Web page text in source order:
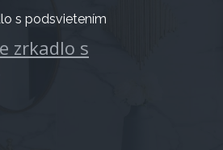
s podsvietením
zrkadlo s